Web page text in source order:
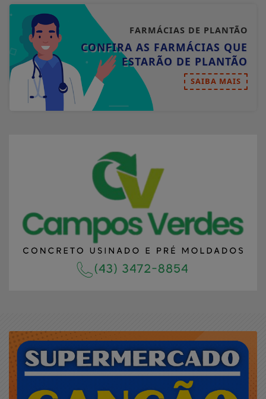
FARMÁCIAS DE PLANTÃO
CONFIRA AS FARMÁCIAS QUE
ESTARÃO DE PLANTÃO
SAIBA MAIS